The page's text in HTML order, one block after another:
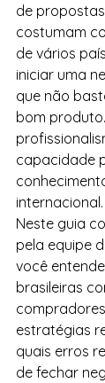
de
costumam
de vários
iniciar uma
que não
bom
capacidade
internacional.
Neste guia
pela equipe
você
brasileiras
estratégias
quais erros
de fechar